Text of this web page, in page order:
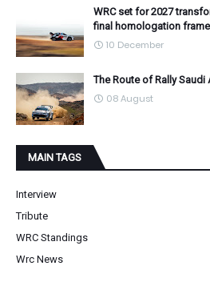
WRC set for 2027
final homologation
10 December
The Route of Rally Saudi
08 August
MAIN TAGS
Interview
Tribute
WRC Standings
Wrc News